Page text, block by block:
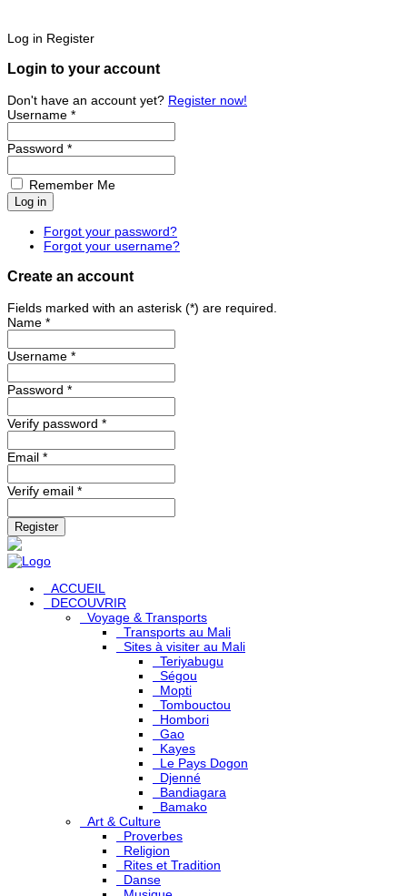
Log in Register
Login to your account
Don't have an account yet? Register now!
Username *
Password *
Remember Me
Forgot your password?
Forgot your username?
Create an account
Fields marked with an asterisk (*) are required.
Name *
Username *
Password *
Verify password *
Email *
Verify email *
Register
ACCUEIL
DECOUVRIR
Voyage & Transports
Transports au Mali
Sites à visiter au Mali
Teriyabugu
Ségou
Mopti
Tombouctou
Hombori
Gao
Kayes
Le Pays Dogon
Djenné
Bandiagara
Bamako
Art & Culture
Proverbes
Religion
Rites et Tradition
Danse